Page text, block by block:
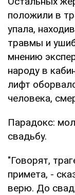
положили в
упала,
травмы и
мнению
народу в
лифт
человека,
Парадокс:
свадьбу.
"Говорят,
примета, -
верю. До